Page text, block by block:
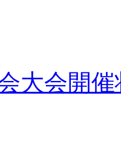
大会開